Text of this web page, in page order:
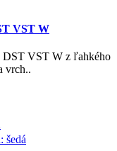
VST W
VST W z ľahkého
vrch..